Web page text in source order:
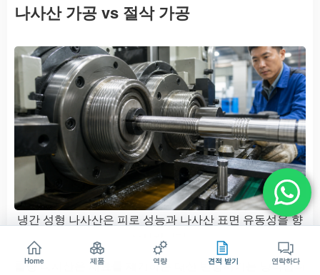
나사산 가공 vs 절삭 가공
냉간 성형 나사산은 피로 성능과 나사산 표면 유동성을 향
상시킵니다.
롤링 나사산은 재료를 제거하는 대신 변형시키는 방식입니
Home 제품 역량 견적 받기 연락하다